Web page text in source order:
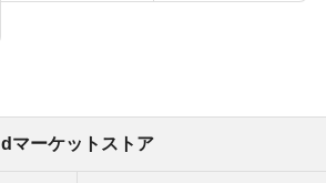
dマーケットストア